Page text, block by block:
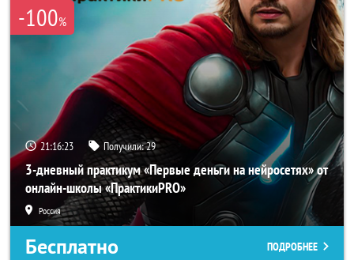
-100%
21:16:20 Получили:29
3-дневный практикум «Первые деньги на нейросетях» от
онлайн-школы «ПрактикиPRO»
Россия
Бесплатно ПОДРОБНЕЕ